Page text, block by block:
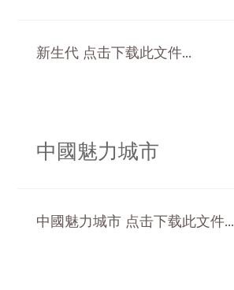
新生代 点击下载此文件...
中國魅力城市
中國魅力城市 点击下载此文件...